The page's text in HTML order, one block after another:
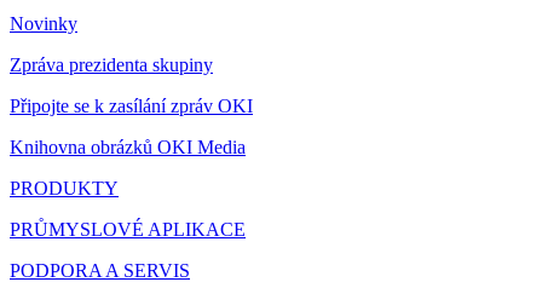
Novinky
Zpráva prezidenta skupiny
Připojte se k zasílání zpráv OKI
Knihovna obrázků OKI Media
PRODUKTY
PRŮMYSLOVÉ APLIKACE
PODPORA A SERVIS